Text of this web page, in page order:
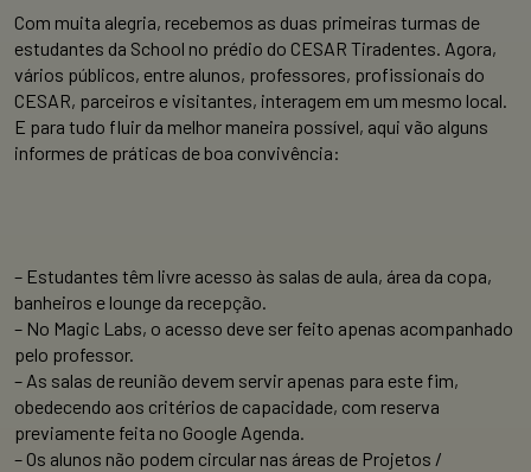
Com muita alegria, recebemos as duas primeiras turmas de
estudantes da School no prédio do CESAR Tiradentes. Agora,
vários públicos, entre alunos, professores, profissionais do
CESAR, parceiros e visitantes, interagem em um mesmo local.
E para tudo fluir da melhor maneira possível, aqui vão alguns
informes de práticas de boa convivência:
– Estudantes têm livre acesso às salas de aula, área da copa,
banheiros e lounge da recepção.
– No Magic Labs, o acesso deve ser feito apenas acompanhado
pelo professor.
– As salas de reunião devem servir apenas para este fim,
obedecendo aos critérios de capacidade, com reserva
previamente feita no Google Agenda.
– Os alunos não podem circular nas áreas de Projetos /